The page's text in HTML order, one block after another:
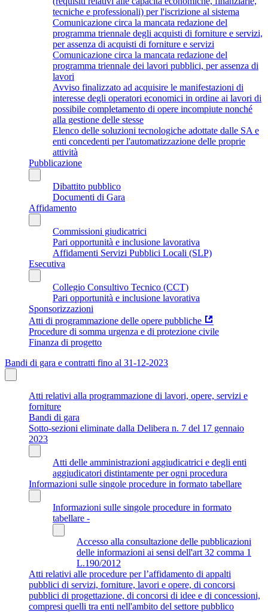
tecniche e professionali) per l'iscrizione al sistema
Comunicazione circa la mancata redazione del
programma triennale degli acquisti di forniture e servizi,
per assenza di acquisti di forniture e servizi
Comunicazione circa la mancata redazione del
programma triennale dei lavori pubblici, per assenza di
lavori
Avviso finalizzato ad acquisire le manifestazioni di
interesse degli operatori economici in ordine ai lavori di
possibile completamento di opere incompiute nonché
alla gestione delle stesse
Elenco delle soluzioni tecnologiche adottate dalle SA e
enti concedenti per l'automatizzazione delle proprie
attività
Pubblicazione
Dibattito pubblico
Documenti di Gara
Affidamento
Commissioni giudicatrici
Pari opportunità e inclusione lavorativa
Affidamenti Servizi Pubblici Locali (SLP)
Esecutiva
Collegio Consultivo Tecnico (CCT)
Pari opportunità e inclusione lavorativa
Sponsorizzazioni
Atti di programmazione delle opere pubbliche
Procedure di somma urgenza e di protezione civile
Finanza di progetto
Bandi di gara e contratti fino al 31-12-2023
Atti relativi alla programmazione di lavori, opere, servizi e
forniture
Bandi di gara
Sotto-sezioni eliminate dalla Delibera n. 7 del 17 gennaio
2023
Atti delle amministrazioni aggiudicatrici e degli enti
aggiudicatori distintamente per ogni procedura
Informazioni sulle singole procedure in formato tabellare
Informazioni sulle singole procedure in formato
tabellare -
Accesso alla consultazione delle pubblicazioni
delle informazioni ai sensi dell'art 32 comma 1
L.190/2012
Atti relativi alle procedure per l’affidamento di appalti
pubblici di servizi, forniture, lavori e opere, di concorsi
pubblici di progettazione, di concorsi di idee e di concessioni,
compresi quelli tra enti nell'ambito del settore pubblico